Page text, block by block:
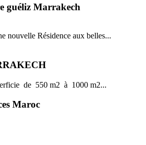
guéliz Marrakech
nouvelle Résidence aux belles...
de 550 m2 à 1000 m2...
Maroc